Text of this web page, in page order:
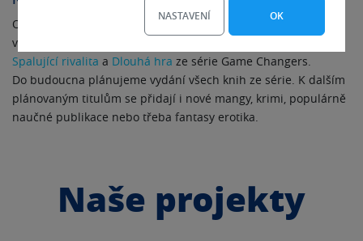
NASTAVENÍ OK
Od roku 2025 jsme rozšířili nabídku o žánr LGBT romance
ve kterém jsme zatím vydali dva velmi populární bestsellery
Spalující rivalita a Dlouhá hra ze série Game Changers.
Do budoucna plánujeme vydání všech knih ze série. K dalším
plánovaným titulům se přidají i nové mangy, krimi, populárně
naučné publikace nebo třeba fantasy erotika.
Naše projekty